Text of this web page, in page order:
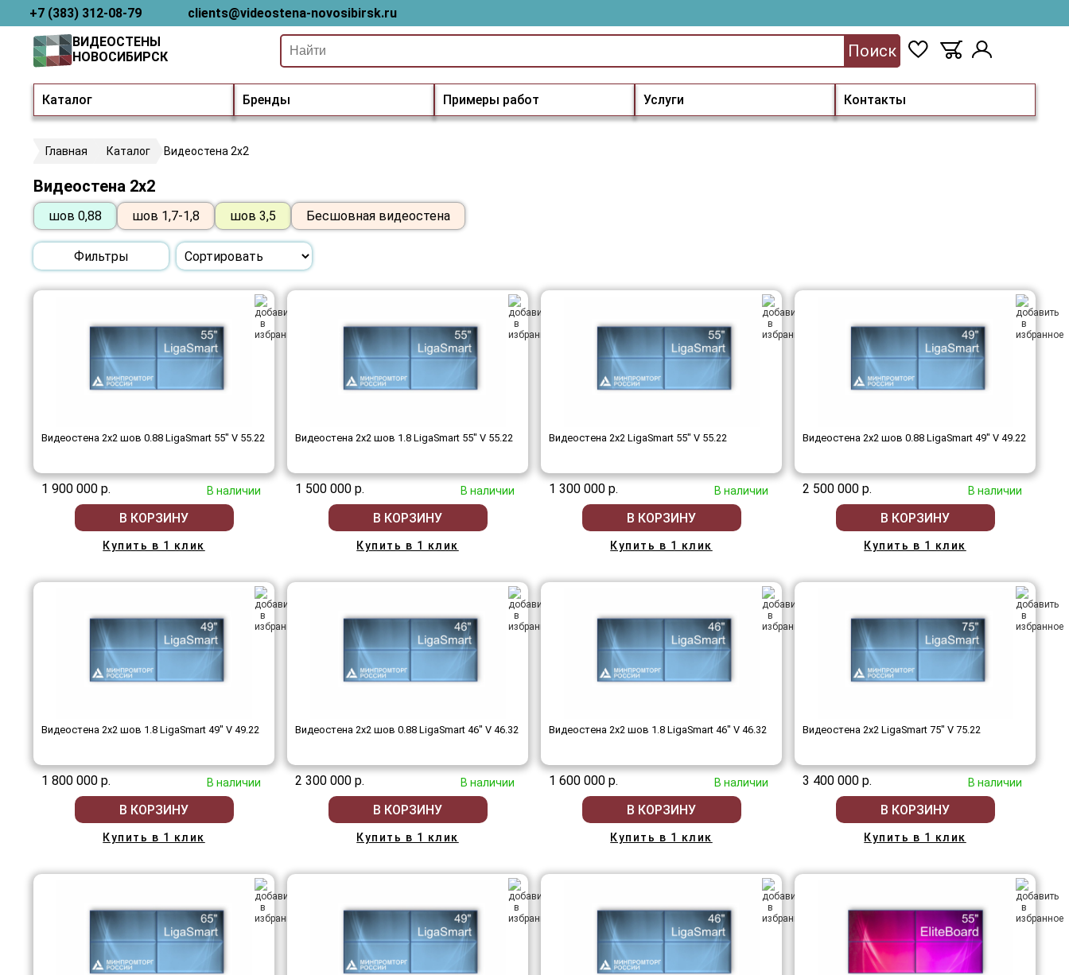
+7 (383) 312-08-79 clients@videostena-novosibirsk.ru
Каталог Бренды Примеры работ Услуги Контакты
ВИДЕОСТЕНЫ
НОВОСИБИРСК
Поиск
Главная Каталог Видеостена 2x2
Видеостена 2x2
шов 0,88 шов 1,7-1,8 шов 3,5 Бесшовная видеостена
Фильтры
Видеостена 2x2 шов 0.88 LigaSmart 55" V 55.22
1 900 000 р. В наличии
В КОРЗИНУ
Купить в 1 клик
Видеостена 2x2 шов 1.8 LigaSmart 55" V 55.22
1 500 000 р. В наличии
В КОРЗИНУ
Купить в 1 клик
Видеостена 2x2 LigaSmart 55" V 55.22
1 300 000 р. В наличии
В КОРЗИНУ
Купить в 1 клик
Видеостена 2x2 шов 0.88 LigaSmart 49" V 49.22
2 500 000 р. В наличии
В КОРЗИНУ
Купить в 1 клик
Видеостена 2x2 шов 1.8 LigaSmart 49" V 49.22
1 800 000 р. В наличии
В КОРЗИНУ
Купить в 1 клик
Видеостена 2x2 шов 0.88 LigaSmart 46" V 46.32
2 300 000 р. В наличии
В КОРЗИНУ
Купить в 1 клик
Видеостена 2x2 шов 1.8 LigaSmart 46" V 46.32
1 600 000 р. В наличии
В КОРЗИНУ
Купить в 1 клик
Видеостена 2x2 LigaSmart 75" V 75.22
3 400 000 р. В наличии
В КОРЗИНУ
Купить в 1 клик